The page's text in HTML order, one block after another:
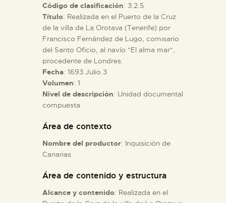
█
EL MUSEO
COLECCIONES
ESPAÑOL
Código de clasificación: 3.2.5
Título: Realizada en el Puerto de la Cruz
de la villa de La Orotava (Tenerife) por
Francisco Fernández de Lugo, comisario
del Santo Oficio, al navío "El alma mar",
procedente de Londres.
Fecha: 1693.Julio.3
Volumen: 1
Nivel de descripción: Unidad documental
compuesta
Área de contexto
Nombre del productor: Inquisición de
Canarias
Área de contenido y estructura
Alcance y contenido: Realizada en el